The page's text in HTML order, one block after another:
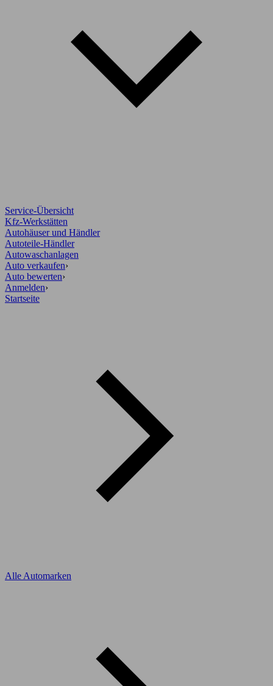
Service-Übersicht
Kfz-Werkstätten
Autohäuser und Händler
Autoteile-Händler
Autowaschanlagen
Auto verkaufen›
Auto bewerten›
Anmelden›
Startseite
Alle Automarken